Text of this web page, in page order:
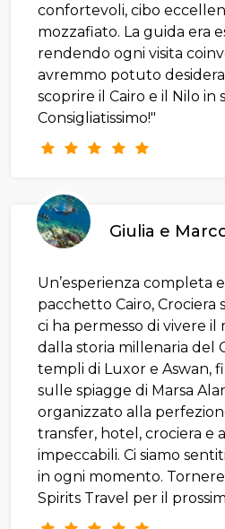
confortevoli, cibo
mozzafiato. La guida era
rendendo ogni visita
avremmo potuto
scoprire il Cairo e il Nilo in
Consigliatissimo!"
Giulia e
Un’esperienza completa
pacchetto Cairo, Crociera
ci ha permesso di vivere il
dalla storia millenaria del
templi di Luxor e Aswan,
sulle spiagge di Marsa
organizzato alla
transfer, hotel, crociera e
impeccabili. Ci siamo
in ogni momento.
Spirits Travel per il